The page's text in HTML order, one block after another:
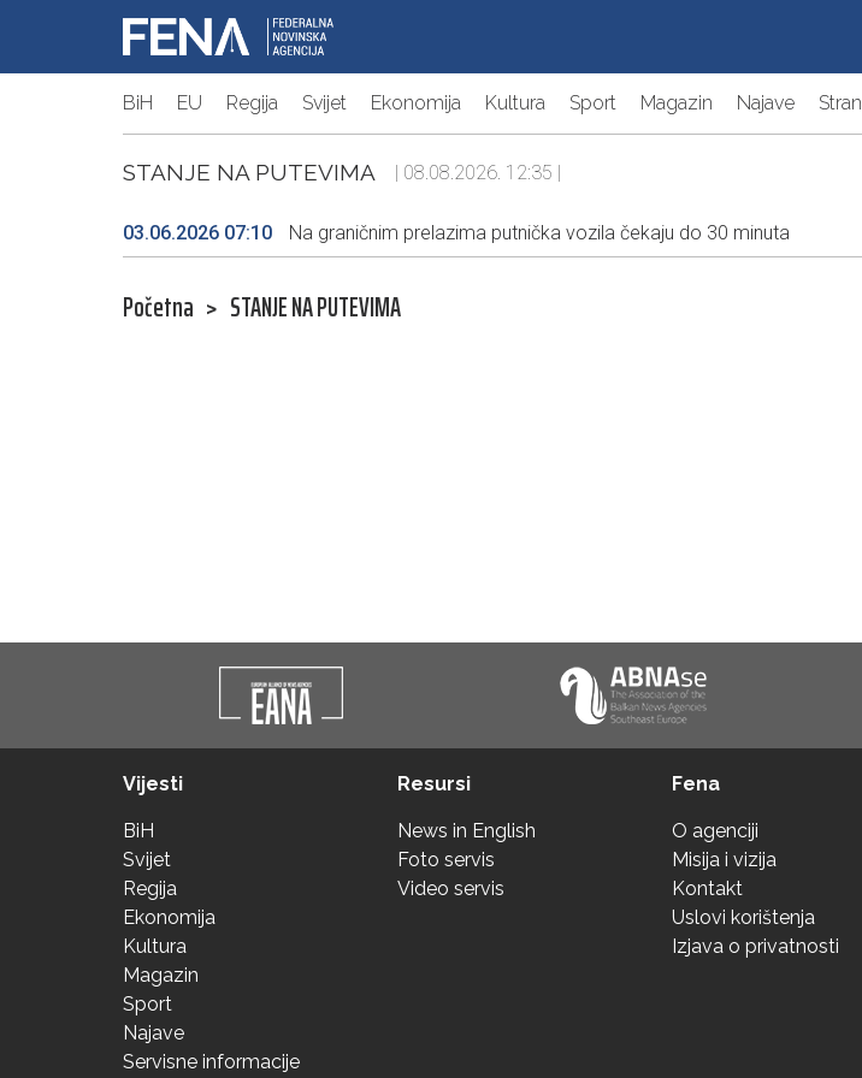
BiH EU Regija Svijet Ekonomija Kultura Sport Magazin Najave
STANJE NA PUTEVIMA | 08.08.2026. 12:35 |
03.06.2026 07:10 Na graničnim prelazima putnička vozila čekaju do 30 minuta
Početna > STANJE NA PUTEVIMA
Vijesti
BiH
Svijet
Regija
Ekonomija
Kultura
Magazin
Sport
Najave
Servisne informacije
Resursi
News in English
Foto servis
Video servis
Fena
O agenciji
Misija i vizija
Kontakt
Uslovi korištenja
Izjava o privatnosti